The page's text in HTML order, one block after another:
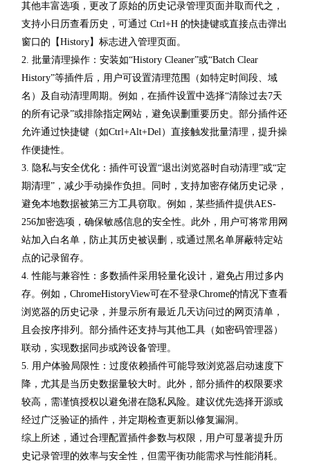
其他丰富选项，更改了原始的历史记录管理页面并取而代之，
支持小日历查看历史，可通过 Ctrl+H 的快捷键或直接点击弹出
窗口的【History】标志进入管理页面。
2. 批量清理操作：安装如“History Cleaner”或“Batch Clear
History”等插件后，用户可设置清理范围（如特定时间段、域
名）及自动清理周期。例如，在插件设置中选择“清除过去7天
的所有记录”或排除指定网站，避免误删重要历史。部分插件还
允许通过快捷键（如Ctrl+Alt+Del）直接触发批量清理，提升操
作便捷性。
3. 隐私与安全优化：插件可设置“退出浏览器时自动清理”或“定
期清理”，减少手动操作负担。同时，支持加密存储历史记录，
避免本地数据被第三方工具窃取。例如，某些插件提供AES-
256加密选项，确保敏感信息的安全性。此外，用户可将常用网
站加入白名单，防止其历史被误删，或通过黑名单屏蔽特定站
点的记录留存。
4. 性能与兼容性：多数插件采用轻量化设计，避免占用过多内
存。例如，ChromeHistoryView可在不登录Chrome的情况下查看
浏览器的历史记录，并显示所有最近几天访问过的网页清单，
且会按序排列。部分插件还支持与其他工具（如密码管理器）
联动，实现数据同步或跨设备管理。
5. 用户体验局限性：过度依赖插件可能导致浏览器启动速度下
降，尤其是当历史数据量较大时。此外，部分插件的权限要求
较高，需谨慎授权以避免潜在隐私风险。建议优先选择开源或
经过广泛验证的插件，并定期检查更新以修复漏洞。
综上所述，通过合理配置插件参数与权限，用户可显著提升历
史记录管理的效率与安全性，但需平衡功能需求与性能消耗。